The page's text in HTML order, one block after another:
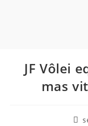
JF Vôlei
mas